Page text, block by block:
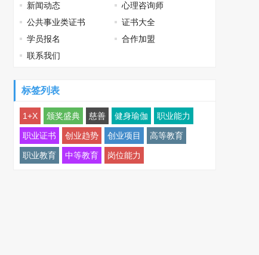
新闻动态
心理咨询师
公共事业类证书
证书大全
学员报名
合作加盟
联系我们
标签列表
1+X 颁奖盛典 慈善 健身瑜伽 职业能力
职业证书 创业趋势 创业项目 高等教育
职业教育 中等教育 岗位能力